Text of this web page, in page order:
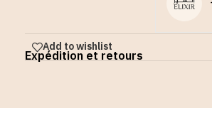
Add to wishlist
Expédition et retours